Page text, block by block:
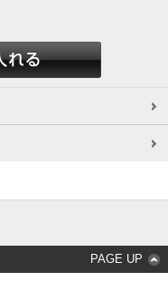
PAGE UP